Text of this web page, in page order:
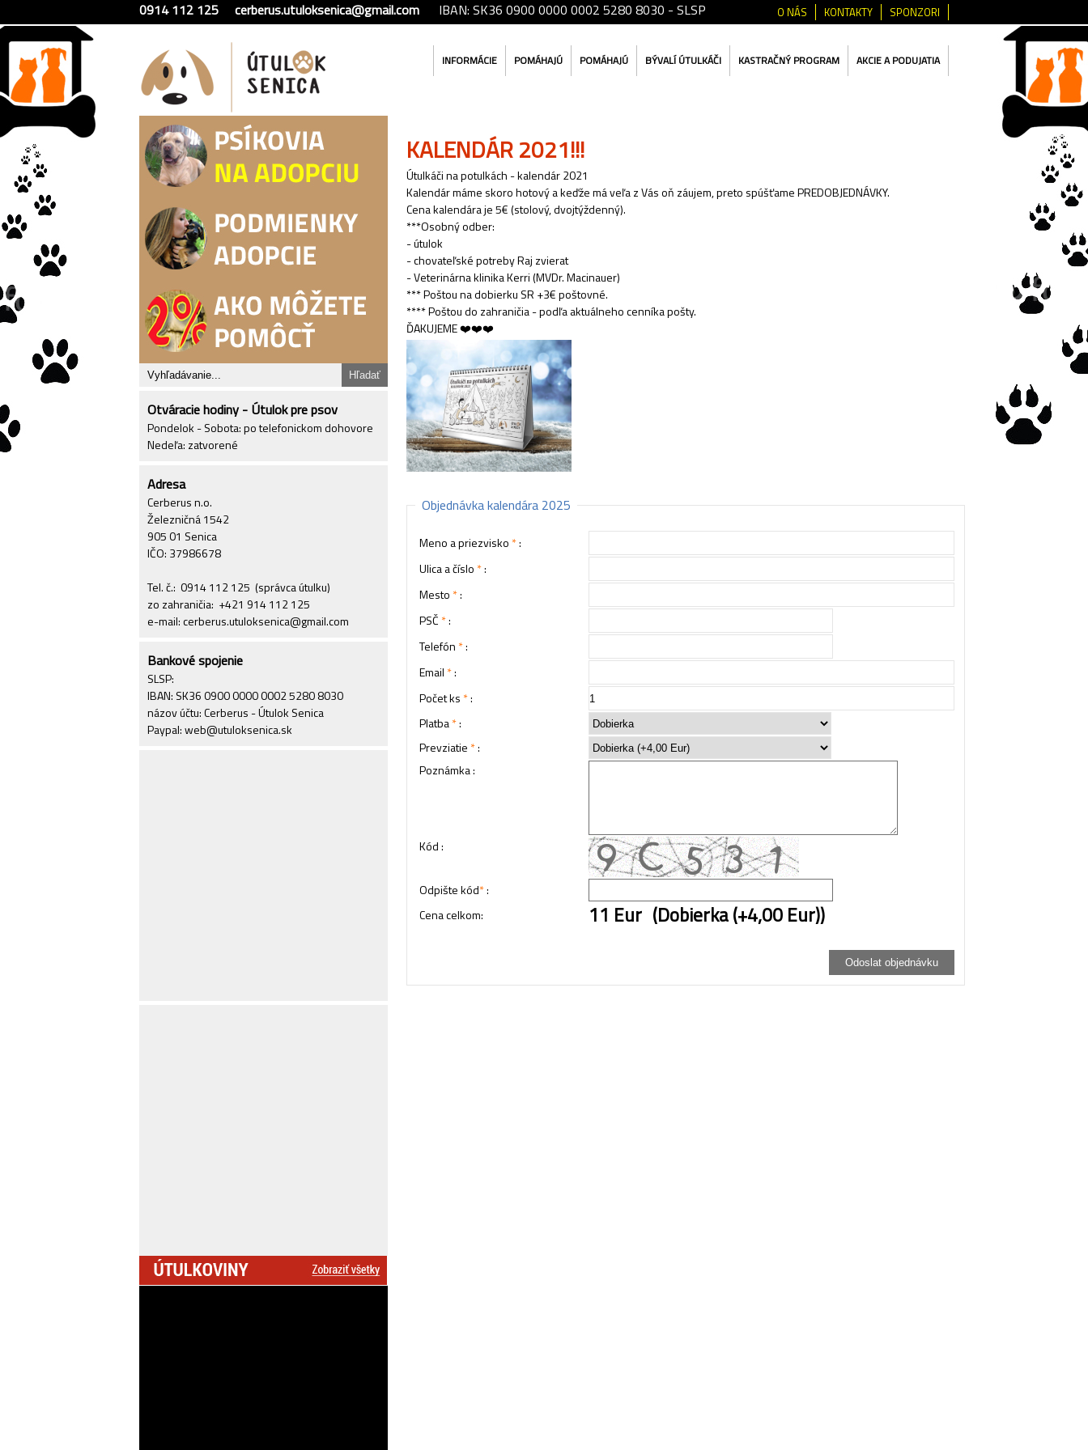
0914 112 125 cerberus.utuloksenica@gmail.com IBAN: SK36 0900 0000 0002 5280 8030 - SLSP SPONZORI
KONTAKTY
O NÁS
INFORMÁCIE POMÁHAJÚ POMÁHAJÚ BÝVALÍ ÚTULKÁČI KASTRAČNÝ PROGRAM AKCIE A PODUJATIA
Otváracie hodiny - Útulok pre psov
Pondelok - Sobota: po telefonickom dohovore
Nedeľa: zatvorené
Adresa
Cerberus n.o.
Železničná 1542
905 01 Senica
IČO: 37986678
Tel. č.: 0914 112 125 (správca útulku)
zo zahraničia: +421 914 112 125
e-mail: cerberus.utuloksenica@gmail.com
Bankové spojenie
SLSP:
IBAN: SK36 0900 0000 0002 5280 8030
názov účtu: Cerberus - Útulok Senica
Paypal: web@utuloksenica.sk
KALENDÁR 2021!!!
Útulkáči na potulkách - kalendár 2021
Kalendár máme skoro hotový a keďže má veľa z Vás oň záujem, preto spúšťame PREDOBJEDNÁVKY.
Cena kalendára je 5€ (stolový, dvojtýždenný).
***Osobný odber:
- útulok
- chovateľské potreby Raj zvierat
- Veterinárna klinika Kerri (MVDr. Macinauer)
*** Poštou na dobierku SR +3€ poštovné.
**** Poštou do zahraničia - podľa aktuálneho cenníka pošty.
ĎAKUJEME ❤️❤️❤️
Objednávka kalendára 2025
Meno a priezvisko *:
Ulica a číslo *:
Mesto *:
PSČ *:
Telefón *:
Email *:
Počet ks *:
Platba*:
Prevziatie *:
Poznámka :
Kód :
Odpište kód*:
Cena celkom:
11 Eur (Dobierka (+4,00 Eur))